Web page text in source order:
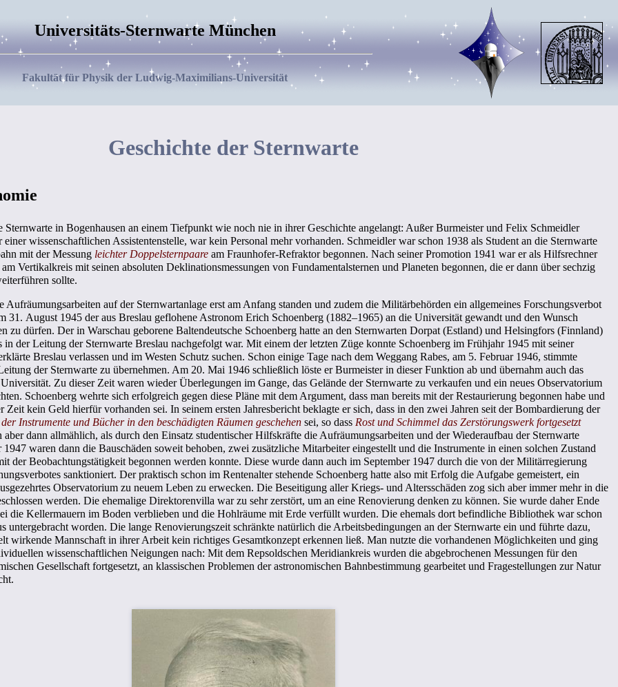
Universitäts-Sternwarte München
Fakultät für Physik der Ludwig-Maximilians-Universität
Geschichte der Sternwarte
Sternwarte in Bogenhausen an einem Tiefpunkt wie noch nie in ihrer Geschichte angelangt: Außer Burmeister und Felix Schmeidler
wissenschaftlichen Assistentenstelle, war kein Personal mehr vorhanden. Schmeidler war schon 1938 als Student an die Sternwarte
mit der Messung leichter Doppelsternpaare am Fraunhofer-Refraktor begonnen. Nach seiner Promotion 1941 war er als Hilfsrechner
Vertikalkreis mit seinen absoluten Deklinationsmessungen von Fundamentalsternen und Planeten begonnen, die er dann über sechzig
sollte.
Aufräumungsarbeiten auf der Sternwartanlage erst am Anfang standen und zudem die Militärbehörden ein allgemeines Forschungsverbot
31. August 1945 der aus Breslau geflohene Astronom Erich Schoenberg (1882–1965) an die Universität gewandt und den Wunsch
zu dürfen. Der in Warschau geborene Baltendeutsche Schoenberg hatte an den Sternwarten Dorpat (Estland) und Helsingfors (Finnland)
in der Leitung der Sternwarte Breslau nachgefolgt war. Mit einem der letzten Züge konnte Schoenberg im Frühjahr 1945 mit seiner
Breslau verlassen und im Westen Schutz suchen. Schon einige Tage nach dem Weggang Rabes, am 5. Februar 1946, stimmte
der Sternwarte zu übernehmen. Am 20. Mai 1946 schließlich löste er Burmeister in dieser Funktion ab und übernahm auch das
Zu dieser Zeit waren wieder Überlegungen im Gange, das Gelände der Sternwarte zu verkaufen und ein neues Observatorium
Schoenberg wehrte sich erfolgreich gegen diese Pläne mit dem Argument, dass man bereits mit der Restaurierung begonnen habe und
Zeit kein Geld hierfür vorhanden sei. In seinem ersten Jahresbericht beklagte er sich, dass in den zwei Jahren seit der Bombardierung der
Instrumente und Bücher in den beschädigten Räumen geschehen sei, so dass Rost und Schimmel das Zerstörungswerk fortgesetzt
aber dann allmählich, als durch den Einsatz studentischer Hilfskräfte die Aufräumungsarbeiten und der Wiederaufbau der Sternwarte
waren dann die Bauschäden soweit behoben, zwei zusätzliche Mitarbeiter eingestellt und die Instrumente in einen solchen Zustand
der Beobachtungstätigkeit begonnen werden konnte. Diese wurde dann auch im September 1947 durch die von der Militärregierung
sanktioniert. Der praktisch schon im Rentenalter stehende Schoenberg hatte also mit Erfolg die Aufgabe gemeistert, ein
Observatorium zu neuem Leben zu erwecken. Die Beseitigung aller Kriegs- und Altersschäden zog sich aber immer mehr in die
werden. Die ehemalige Direktorenvilla war zu sehr zerstört, um an eine Renovierung denken zu können. Sie wurde daher Ende
die Kellermauern im Boden verblieben und die Hohlräume mit Erde verfüllt wurden. Die ehemals dort befindliche Bibliothek war schon
untergebracht worden. Die lange Renovierungszeit schränkte natürlich die Arbeitsbedingungen an der Sternwarte ein und führte dazu,
wirkende Mannschaft in ihrer Arbeit kein richtiges Gesamtkonzept erkennen ließ. Man nutzte die vorhandenen Möglichkeiten und ging
wissenschaftlichen Neigungen nach: Mit dem Repsoldschen Meridiankreis wurden die abgebrochenen Messungen für den
Gesellschaft fortgesetzt, an klassischen Problemen der astronomischen Bahnbestimmung gearbeitet und Fragestellungen zur Natur